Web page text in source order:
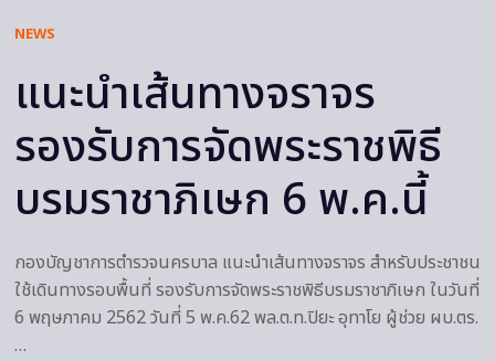
NEWS
แนะนําเส้นทางจราจร
รองรับการจัดพระราชพิธี
บรมราชาภิเษก 6 พ.ค.นี้
กองบัญชาการตำรวจนครบาล แนะนําเส้นทางจราจร สําหรับประชาชน
ใช้เดินทางรอบพื้นที่ รองรับการจัดพระราชพิธีบรมราชาภิเษก ในวันที่
6 พฤษภาคม 2562 วันที่ 5 พ.ค.62 พล.ต.ท.ปิยะ อุทาโย ผู้ช่วย ผบ.ตร.
…